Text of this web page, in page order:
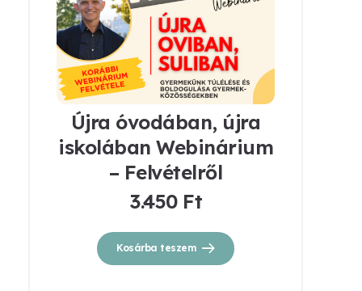
Újra óvodában, újra
iskolában Webinárium
– Felvételről
3.450 Ft
Kosárba teszem